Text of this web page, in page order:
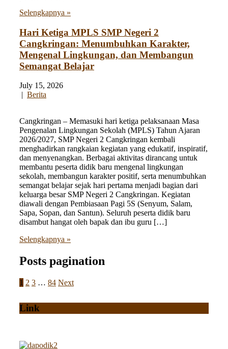
Selengkapnya »
Hari Ketiga MPLS SMP Negeri 2
Cangkringan: Menumbuhkan Karakter,
Mengenal Lingkungan, dan Membangun
Semangat Belajar
July 15, 2026
| Berita
Cangkringan – Memasuki hari ketiga pelaksanaan Masa
Pengenalan Lingkungan Sekolah (MPLS) Tahun Ajaran
2026/2027, SMP Negeri 2 Cangkringan kembali
menghadirkan rangkaian kegiatan yang edukatif, inspiratif,
dan menyenangkan. Berbagai aktivitas dirancang untuk
membantu peserta didik baru mengenal lingkungan
sekolah, membangun karakter positif, serta menumbuhkan
semangat belajar sejak hari pertama menjadi bagian dari
keluarga besar SMP Negeri 2 Cangkringan. Kegiatan
diawali dengan Pembiasaan Pagi 5S (Senyum, Salam,
Sapa, Sopan, dan Santun). Seluruh peserta didik baru
disambut hangat oleh bapak dan ibu guru […]
Selengkapnya »
Posts pagination
1 2 3 … 84 Next
Link